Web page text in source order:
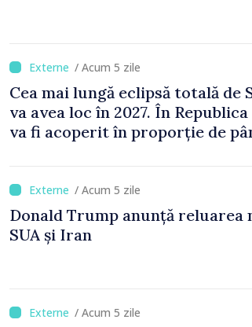
/ Acum 5 zile
Cea mai lungă eclipsă totală de
va avea loc în 2027. În
va fi acoperit în proporție de
/ Acum 5 zile
Donald Trump anunță
SUA și Iran
/ Acum 5 zile